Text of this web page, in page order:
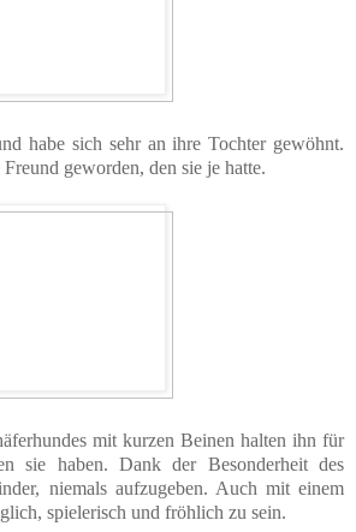
habe sich sehr an ihre Tochter gewöhnt.
geworden, den sie je hatte.
mit kurzen Beinen halten ihn für
sie haben. Dank der Besonderheit des
niemals aufzugeben. Auch mit einem
spielerisch und fröhlich zu sein.